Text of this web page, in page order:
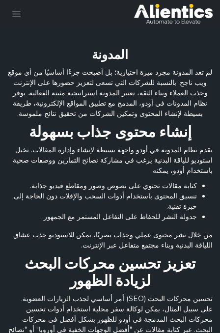
تخطي للذهاب إلى المحتوى
المدونة
لم تعد المدونة مجرد ميزة اختيارية؛ بل أصبحت جزءًا أساسيًا من أي موقع
ويب ناجح. بالنسبة للشركات التي تسعى لتعزيز حضورها على الإنترنت
وجذب العملاء وبناء الثقة، تعتبر المدونة استراتيجية مثبتة الفعالية. يوفر
نظام المدونات في أودو، المدمج مع تطبيق المواقع الإلكترونية، طريقة
بسيطة لإنشاء المحتوى وتمكين الشركات من تحقيق نتائج ملموسة.
إنشاء محتوى جذاب بسهولة
يقدم نظام المدونة في أودو واجهة بسيطة لإنشاء وإدارة المقالات. تخيل
استوديو للياقة البدنية يرغب في مشاركة نصائح التمارين ووصفات صحية.
باستخدام أودو، يمكنه:
كتابة مقالات تحتوي على نصوص وصور ومقاطع فيديو جذابة.
تنسيق المحتوى باستخدام أدوات السحب والإفلات دون الحاجة إلى
خبرة تقنية.
جدولة النشر للحفاظ على التفاعل المستمر مع الجمهور.
من خلال نشر محتوى عملي وجذاب بصريًا، يمكن للاستوديو جذب عشاق
اللياقة البدنية وبناء مجتمع متفاعل عبر الإنترنت.
تعزيز تحسين محركات البحث
لزيادة الظهور
تحسين محركات البحث (SEO) أمر أساسي لجذب الزيارات العضوية.
على سبيل المثال، يمكن لوكالة سفر محلية استخدام أدوات تحسين
محركات البحث المدمجة في أودو للظهور بشكل أفضل في محركات
البحث. عبر كتابة مقالات عن "أفضل الوجهات الخفية في أوروبا" أو "نصائح